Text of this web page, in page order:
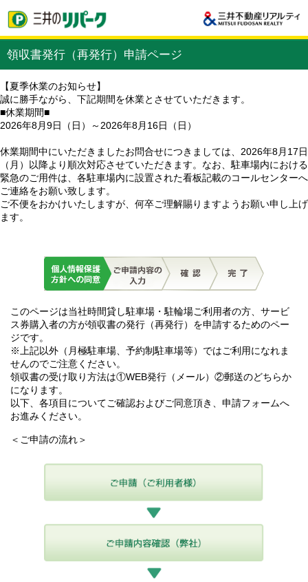
領収書発行（再発行）申請ページ
【夏季休業のお知らせ】
誠に勝手ながら、下記期間を休業とさせていただきます。
■休業期間■
2026年8月9日（日）～2026年8月16日（日）
休業期間中にいただきましたお問合せにつきましては、2026年8月17日
（月）以降より順次対応させていただきます。なお、駐車場内における
緊急のご用件は、各駐車場内に設置された看板記載のコールセンターへ
ご連絡をお願い致します。
ご不便をおかけいたしますが、何卒ご理解賜りますようお願い申し上げ
ます。
このページは当社時間貸し駐車場・駐輪場ご利用者の方、サービ
ス券購入者の方が領収書の発行（再発行）を申請するためのペー
ジです。
※上記以外（月極駐車場、予約制駐車場等）ではご利用になれま
せんのでご注意ください。
領収書の受け取り方法は①WEB発行（メール）②郵送のどちらか
になります。
以下、各項目についてご確認およびご同意頂き、申請フォームへ
お進みください。
＜ご申請の流れ＞